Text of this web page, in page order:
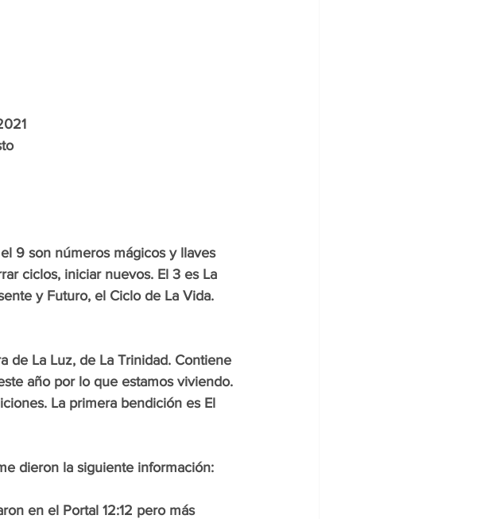
9 son números mágicos y llaves
ciclos, iniciar nuevos. El 3 es La
y Futuro, el Ciclo de La Vida.
de La Luz, de La Trinidad. Contiene
año por lo que estamos viviendo.
La primera bendición es El
dieron la siguiente información:
en el Portal 12:12 pero más